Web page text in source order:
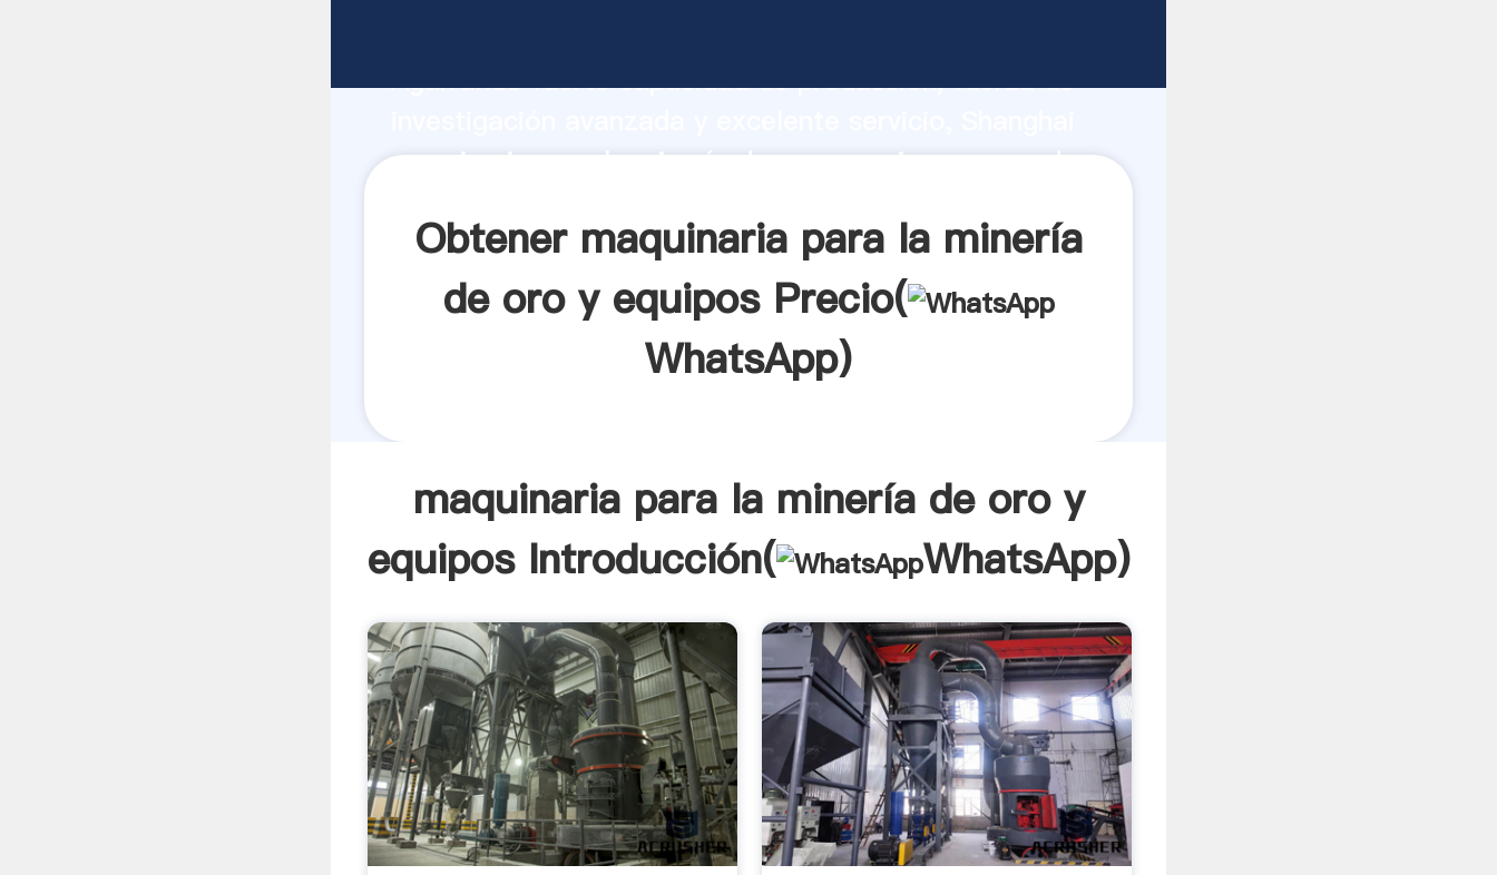
Agarrando fuerte capacidad de producción, fuerza de
maquinaria para la minería de oro y equipos proveedor
Obtener maquinaria para la minería
de oro y equipos Precio(
WhatsApp)
maquinaria para la minería de oro y
equipos Introducción(
WhatsApp)